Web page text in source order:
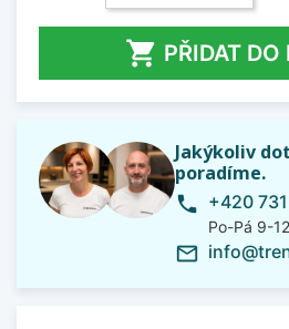
 PŘIDAT DO
Jakýkoliv
poradíme.
phone +420
Po-Pá 9-
mail_outline